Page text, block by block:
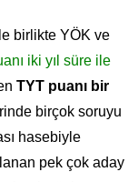
birlikte YÖK ve
iki yıl süre ile
TYT puanı bir
birçok soruyu
hasebiyle
pek çok aday